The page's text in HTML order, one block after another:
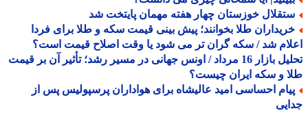
خوزستان چهار هفته مهمان پایتخت شد
طلا بخوانند؛ پیش بینی قیمت سکه و طلا برای فردا
شد / سکه گران تر می شود یا وقت اصلاح قیمت است؟
تحلیل بازار 16 مرداد / اونس جهانی در مسیر رشد؛ تأثیر آن بر قیمت
و سکه ایران چیست؟
احساسی امید عالیشاه برای هواداران پرسپولیس پس از